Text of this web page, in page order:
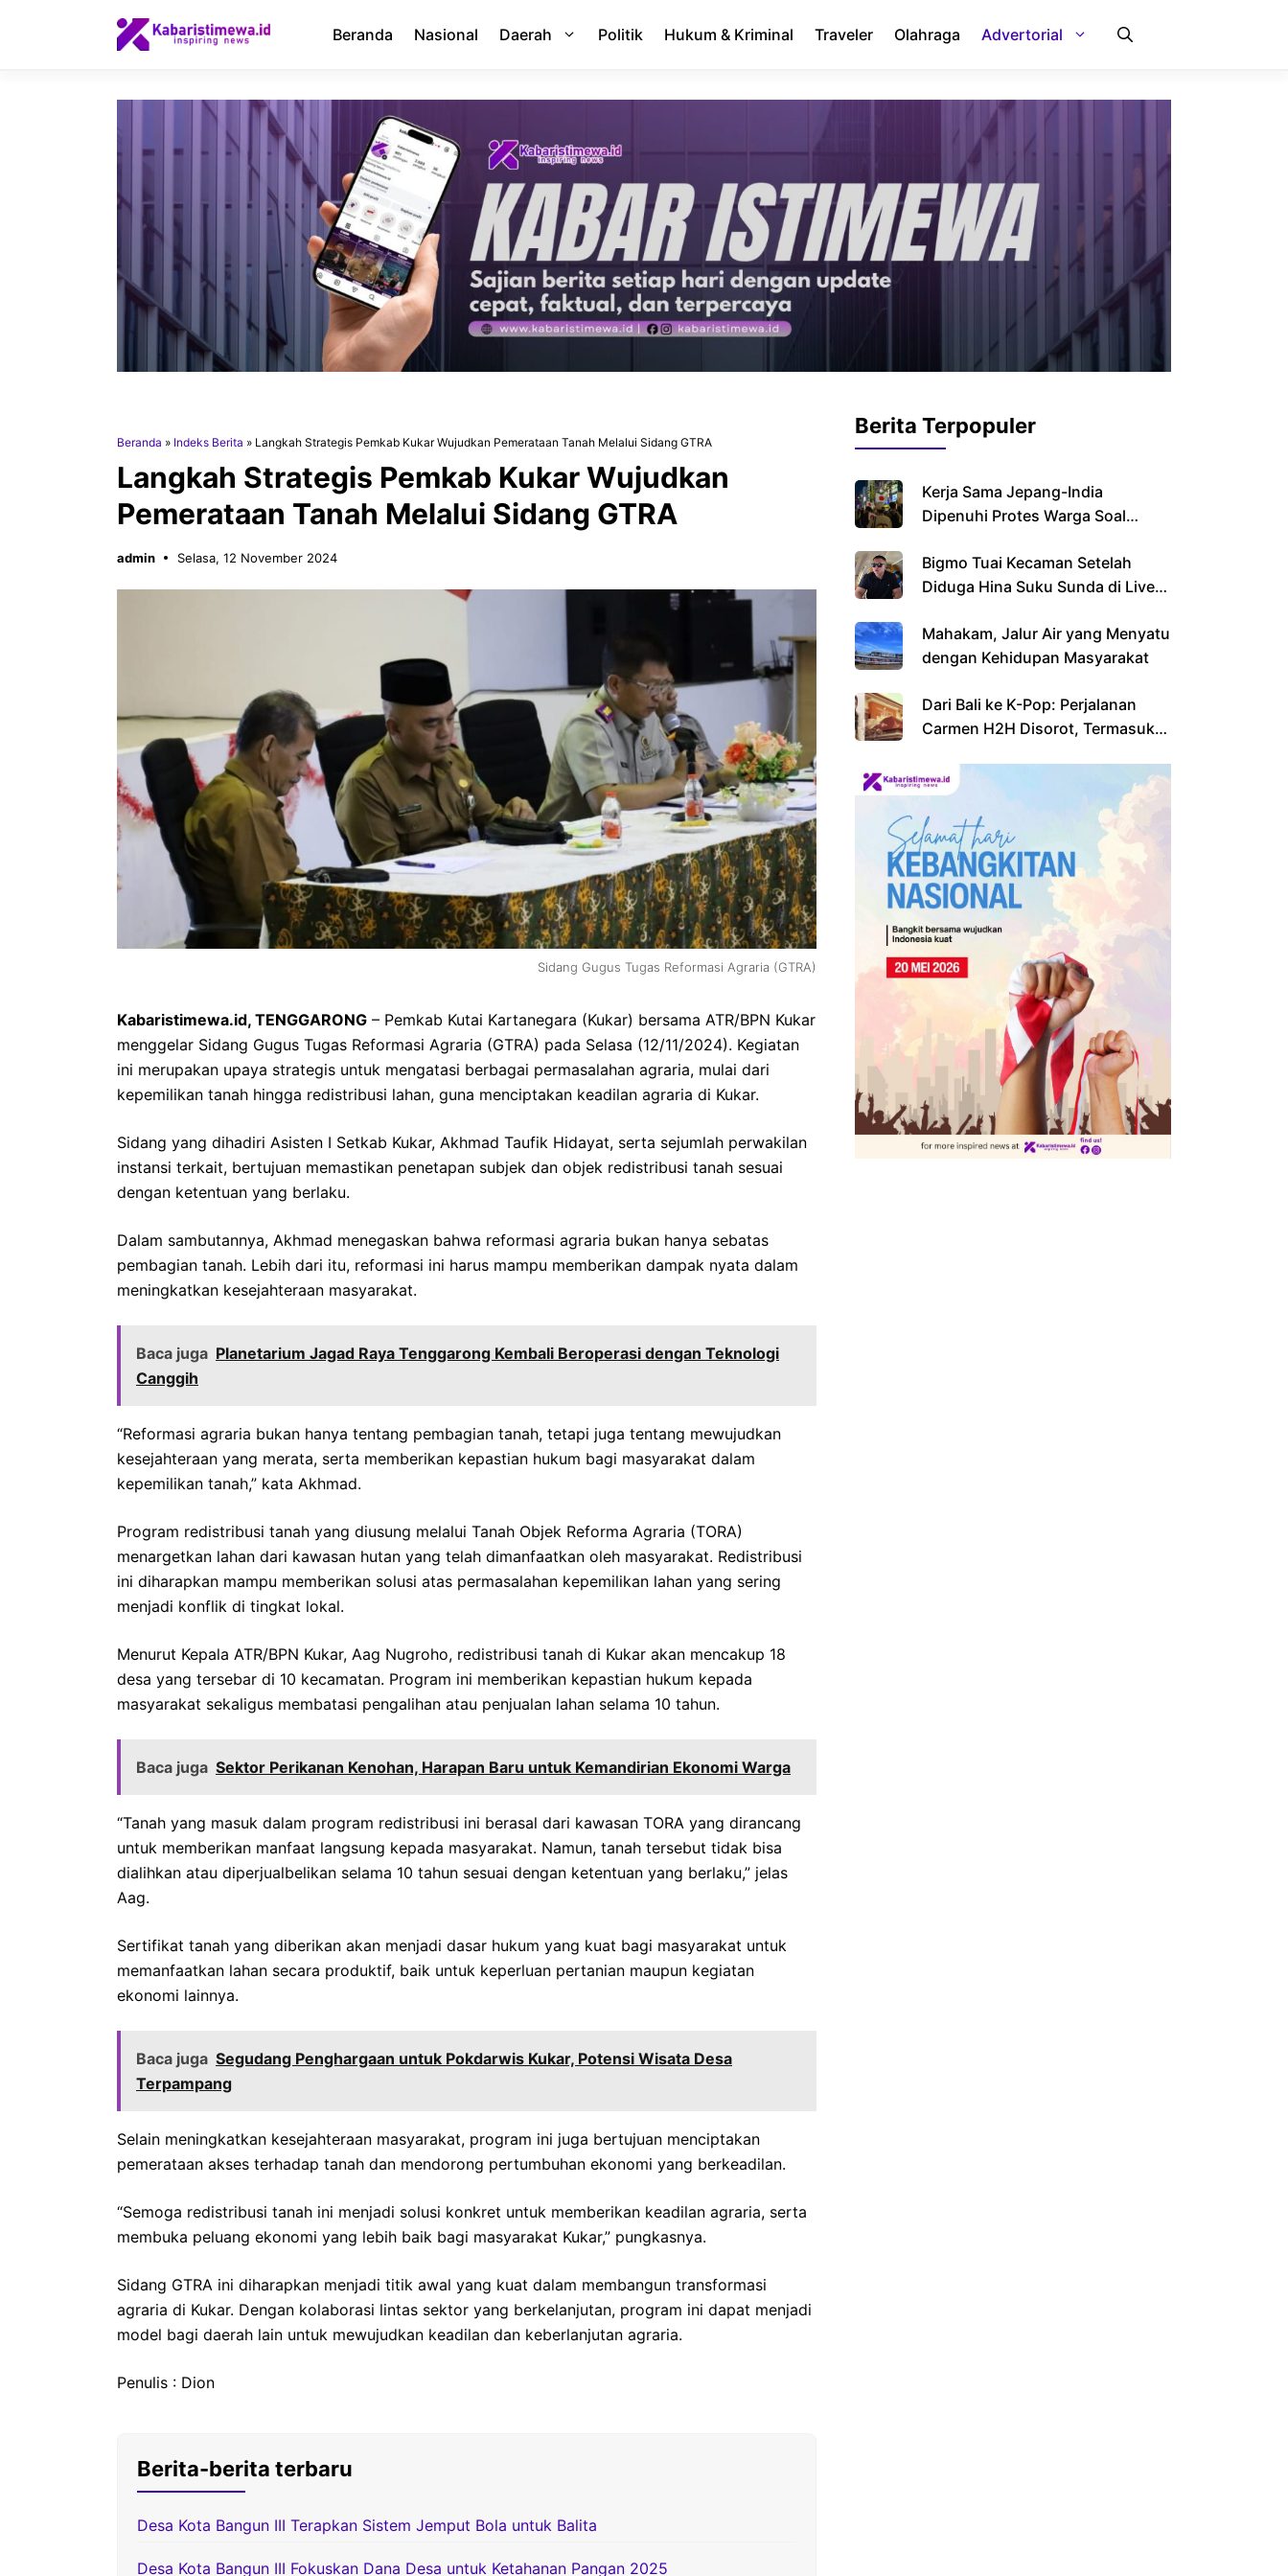
Beranda Nasional Daerah Politik Hukum & Kriminal Traveler Olahraga Advertorial
Beranda » Indeks Berita » Langkah Strategis Pemkab Kukar Wujudkan Pemerataan Tanah Melalui Sidang GTRA
Langkah Strategis Pemkab Kukar Wujudkan
Pemerataan Tanah Melalui Sidang GTRA
admin Selasa, 12 November 2024
Sidang Gugus Tugas Reformasi Agraria (GTRA)
Kabaristimewa.id, TENGGARONG – Pemkab Kutai Kartanegara (Kukar) bersama ATR/BPN Kukar
menggelar Sidang Gugus Tugas Reformasi Agraria (GTRA) pada Selasa (12/11/2024). Kegiatan
ini merupakan upaya strategis untuk mengatasi berbagai permasalahan agraria, mulai dari
kepemilikan tanah hingga redistribusi lahan, guna menciptakan keadilan agraria di Kukar.
Sidang yang dihadiri Asisten I Setkab Kukar, Akhmad Taufik Hidayat, serta sejumlah perwakilan
instansi terkait, bertujuan memastikan penetapan subjek dan objek redistribusi tanah sesuai
dengan ketentuan yang berlaku.
Dalam sambutannya, Akhmad menegaskan bahwa reformasi agraria bukan hanya sebatas
pembagian tanah. Lebih dari itu, reformasi ini harus mampu memberikan dampak nyata dalam
meningkatkan kesejahteraan masyarakat.
Baca juga Planetarium Jagad Raya Tenggarong Kembali Beroperasi dengan Teknologi
Canggih
“Reformasi agraria bukan hanya tentang pembagian tanah, tetapi juga tentang mewujudkan
kesejahteraan yang merata, serta memberikan kepastian hukum bagi masyarakat dalam
kepemilikan tanah,” kata Akhmad.
Program redistribusi tanah yang diusung melalui Tanah Objek Reforma Agraria (TORA)
menargetkan lahan dari kawasan hutan yang telah dimanfaatkan oleh masyarakat. Redistribusi
ini diharapkan mampu memberikan solusi atas permasalahan kepemilikan lahan yang sering
menjadi konflik di tingkat lokal.
Menurut Kepala ATR/BPN Kukar, Aag Nugroho, redistribusi tanah di Kukar akan mencakup 18
desa yang tersebar di 10 kecamatan. Program ini memberikan kepastian hukum kepada
masyarakat sekaligus membatasi pengalihan atau penjualan lahan selama 10 tahun.
Baca juga Sektor Perikanan Kenohan, Harapan Baru untuk Kemandirian Ekonomi Warga
“Tanah yang masuk dalam program redistribusi ini berasal dari kawasan TORA yang dirancang
untuk memberikan manfaat langsung kepada masyarakat. Namun, tanah tersebut tidak bisa
dialihkan atau diperjualbelikan selama 10 tahun sesuai dengan ketentuan yang berlaku,” jelas
Aag.
Sertifikat tanah yang diberikan akan menjadi dasar hukum yang kuat bagi masyarakat untuk
memanfaatkan lahan secara produktif, baik untuk keperluan pertanian maupun kegiatan
ekonomi lainnya.
Baca juga Segudang Penghargaan untuk Pokdarwis Kukar, Potensi Wisata Desa
Terpampang
Selain meningkatkan kesejahteraan masyarakat, program ini juga bertujuan menciptakan
pemerataan akses terhadap tanah dan mendorong pertumbuhan ekonomi yang berkeadilan.
“Semoga redistribusi tanah ini menjadi solusi konkret untuk memberikan keadilan agraria, serta
membuka peluang ekonomi yang lebih baik bagi masyarakat Kukar,” pungkasnya.
Sidang GTRA ini diharapkan menjadi titik awal yang kuat dalam membangun transformasi
agraria di Kukar. Dengan kolaborasi lintas sektor yang berkelanjutan, program ini dapat menjadi
model bagi daerah lain untuk mewujudkan keadilan dan keberlanjutan agraria.
Penulis : Dion
Berita-berita terbaru
Desa Kota Bangun III Terapkan Sistem Jemput Bola untuk Balita
Desa Kota Bangun III Fokuskan Dana Desa untuk Ketahanan Pangan 2025
Berita Terpopuler
Kerja Sama Jepang-India
Dipenuhi Protes Warga Soal
Bigmo Tuai Kecaman Setelah
Diduga Hina Suku Sunda di Live
Mahakam, Jalur Air yang Menyatu
dengan Kehidupan Masyarakat
Dari Bali ke K-Pop: Perjalanan
Carmen H2H Disorot, Termasuk